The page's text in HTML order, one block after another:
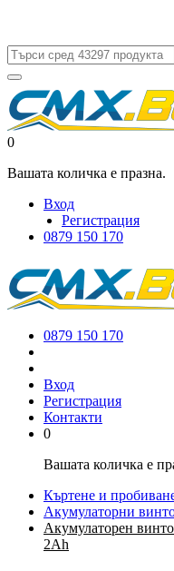
0
Вашата количка е празна.
Вход
Регистрация
0879 150 170
0879 150 170
Вход
Регистрация
Контакти
0
Вашата количка е
Къртене и
Акумулаторни
Акумулаторен
2Ah